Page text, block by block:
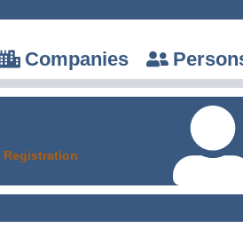
Companies
Registration